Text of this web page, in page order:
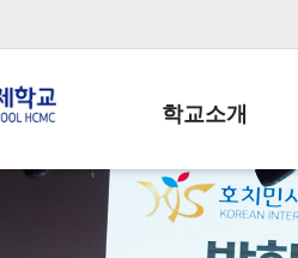
학교소개
학교장인사말